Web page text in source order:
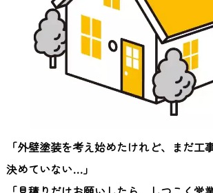
「外壁塗装を考え始めたけれど、まだ工
決めていない…」